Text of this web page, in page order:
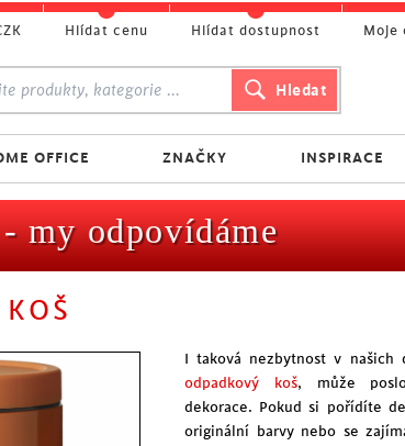
my odpovídáme
I taková nezbytnost v našich
odpadkový koš, může
dekorace. Pokud si pořídíte
originální barvy nebo se
OFFICE ZNAČKY INSPIRACE
Hlídat cenu Hlídat dostupnost Moje